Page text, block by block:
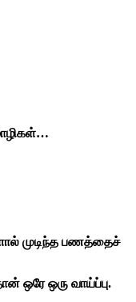
முடிந்த பணத்தைச்
ஒரே ஒரு வாய்ப்பு.